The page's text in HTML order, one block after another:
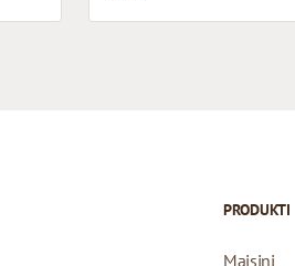
PRODUKTI
Maisiņi